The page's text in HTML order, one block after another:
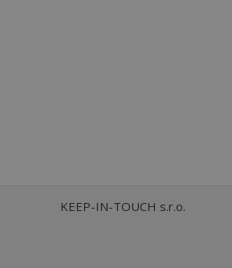
KEEP-IN-TOUCH s.r.o.